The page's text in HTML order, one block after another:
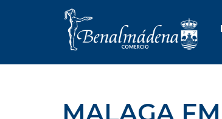
MALAGA